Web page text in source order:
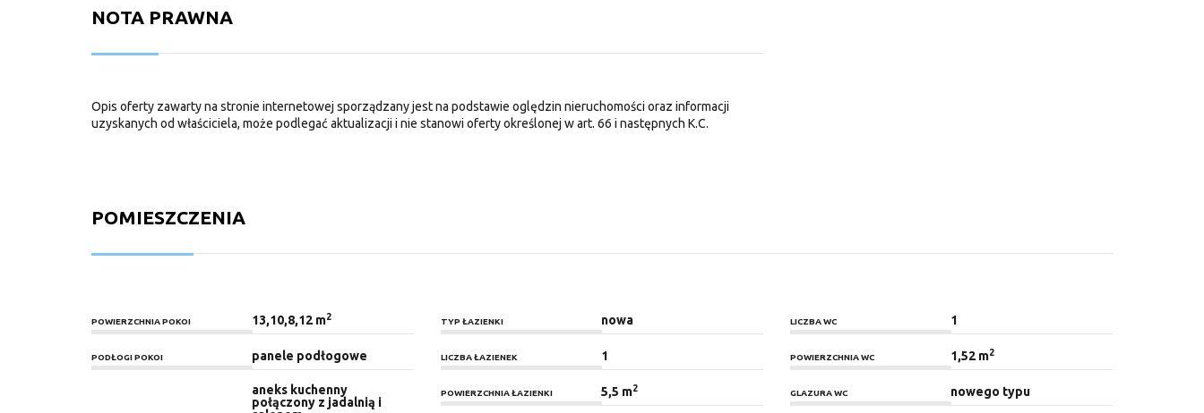
NOTA PRAWNA
Opis oferty zawarty na stronie internetowej sporządzany jest na podstawie oględzin nieruchomości oraz informacji
uzyskanych od właściciela, może podlegać aktualizacji i nie stanowi oferty określonej w art. 66 i następnych K.C.
POMIESZCZENIA
POWIERZCHNIA POKOI 13,10,8,12 m2
PODŁOGI POKOI panele podłogowe
aneks kuchenny
połączony z jadalnią i
TYP ŁAZIENKI nowa
LICZBA ŁAZIENEK 1
POWIERZCHNIA ŁAZIENKI 5,5 m2
LICZBA WC 1
POWIERZCHNIA WC 1,52 m2
GLAZURA WC nowego typu